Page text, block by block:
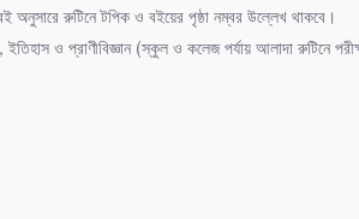
নগর
অনুসারে রুটিনে টপিক ও বইয়ের পৃষ্ঠা নম্বর উল্লেখ থাকবে।
ইতিহাস ও প্রাণীবিজ্ঞান (স্কুল ও কলেজ পর্যায় আলাদা রুটিনে